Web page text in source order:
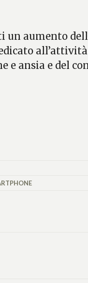
un aumento
e ansia e del